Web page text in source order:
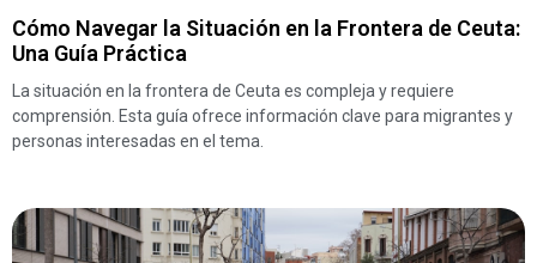
Cómo Navegar la Situación en la Frontera de Ceuta:
Una Guía Práctica
La situación en la frontera de Ceuta es compleja y requiere
comprensión. Esta guía ofrece información clave para migrantes y
personas interesadas en el tema.